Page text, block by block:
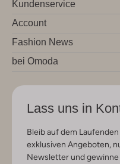
Kundenservice
Account
Fashion News
bei Omoda
Lass uns in
Bleib auf dem
exklusiven Angeboten,
Newsletter und